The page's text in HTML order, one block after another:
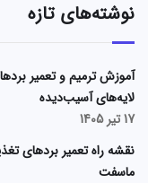
نوشته‌های تازه
لایه‌های آسیب‌دیده
17 تیر 1405
نقشه راه تعمیر بردهای
ماسفت